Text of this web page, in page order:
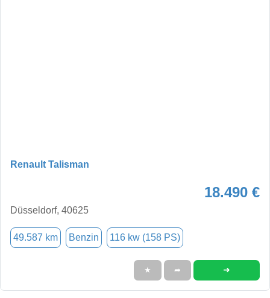
Renault Talisman
18.490 €
Düsseldorf, 40625
49.587 km Benzin 116 kw (158 PS)
★ ➦ ➜